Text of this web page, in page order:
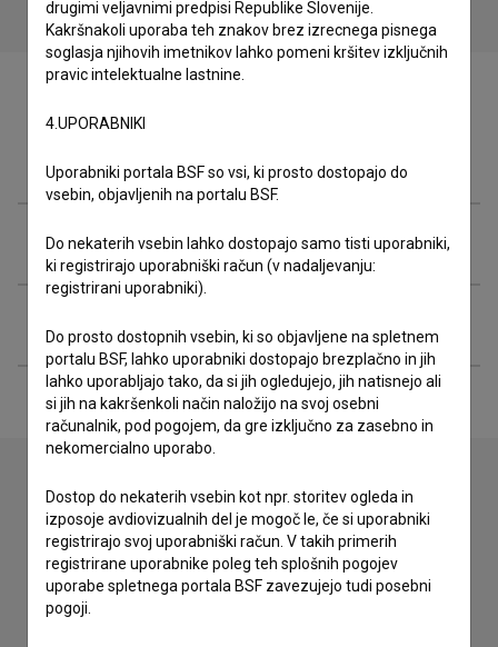
Ekipa
Organizacije
Razširjeni podatki
Stik z uredništvom
Spoštovani, s pomočjo spodnjega obrazca lahko stopite v
stik z uredništvom Baze slovenskih filmov. Veseli bomo vaših
odzivov.
drugimi veljavnimi predpisi Republike Slovenije.
Kakršnakoli uporaba teh znakov brez izrecnega pisnega
soglasja njihovih imetnikov lahko pomeni kršitev izključnih
pravic intelektualne lastnine.
4.UPORABNIKI
Uporabniki portala BSF so vsi, ki prosto dostopajo do
vsebin, objavljenih na portalu BSF.
Do nekaterih vsebin lahko dostopajo samo tisti uporabniki,
ki registrirajo uporabniški račun (v nadaljevanju:
registrirani uporabniki).
Do prosto dostopnih vsebin, ki so objavljene na spletnem
portalu BSF, lahko uporabniki dostopajo brezplačno in jih
lahko uporabljajo tako, da si jih ogledujejo, jih natisnejo ali
si jih na kakršenkoli način naložijo na svoj osebni
računalnik, pod pogojem, da gre izključno za zasebno in
nekomercialno uporabo.
Dostop do nekaterih vsebin kot npr. storitev ogleda in
izposoje avdiovizualnih del je mogoč le, če si uporabniki
registrirajo svoj uporabniški račun. V takih primerih
registrirane uporabnike poleg teh splošnih pogojev
uporabe spletnega portala BSF zavezujejo tudi posebni
pogoji.